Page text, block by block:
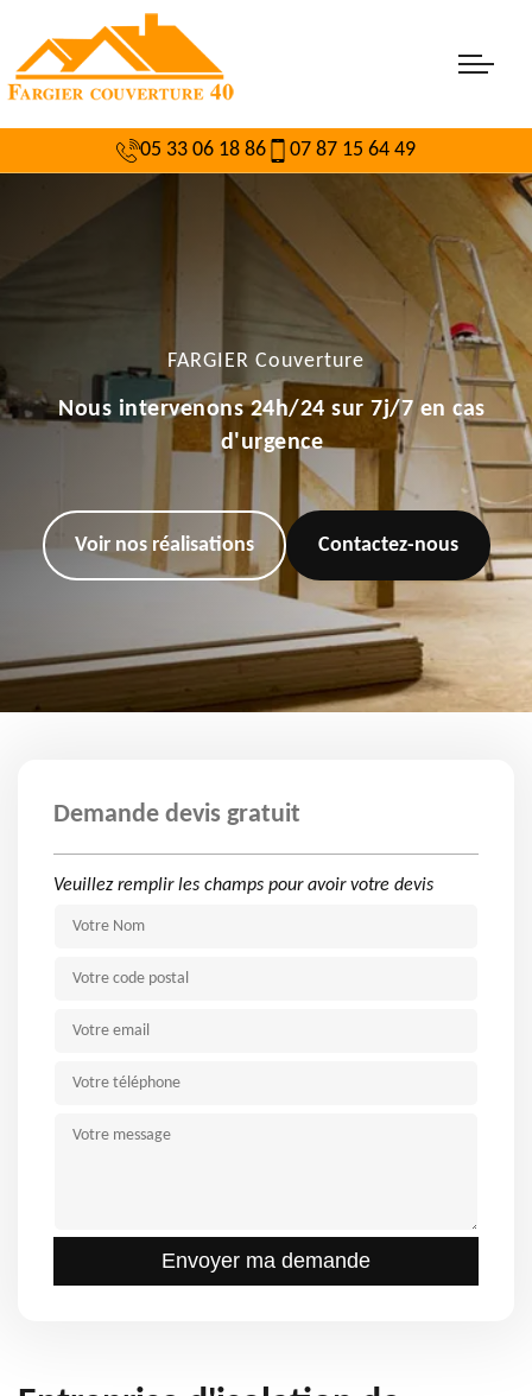
05 33 06 18 86 07 87 15 64 49
FARGIER Couverture
Nous intervenons 24h/24 sur 7j/7 en cas
d'urgence
Voir nos réalisations Contactez-nous
Demande devis gratuit
Veuillez remplir les champs pour avoir votre devis